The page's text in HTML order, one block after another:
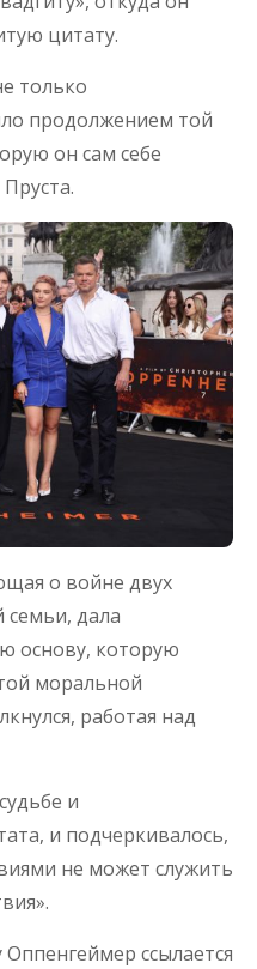
цитату.
только
продолжением той
он сам себе
о войне двух
семьи, дала
основу, которую
моральной
работая над
и
и подчеркивалось,
не может служить
ссылается